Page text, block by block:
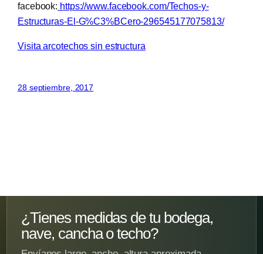
facebook: https://www.facebook.com/Techos-y-
Estructuras-El-G%C3%BCero-296545177075813/
Visita arcotechos sin estructura
28 septiembre, 2017
¿Tienes medidas de tu bodega,
nave, cancha o techo?